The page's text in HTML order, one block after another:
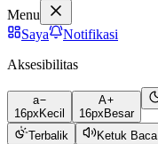
Menu
Saya
Notifikasi
Aksesibilitas
a
16px Kecil
A
16px Besar
Terbalik Ketuk Baca